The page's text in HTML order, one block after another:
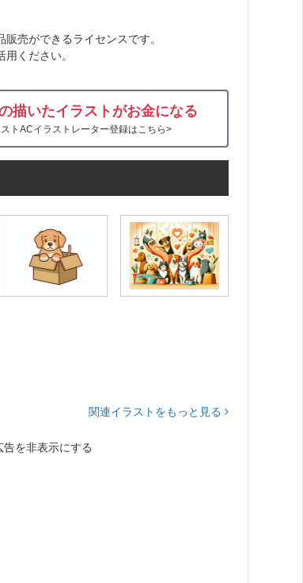
売ができるライセンスです。
ください。
描いたイラストがお金になる
トACイラストレーター登録はこちら>
関連イラストをもっと見る
告を非表示にする